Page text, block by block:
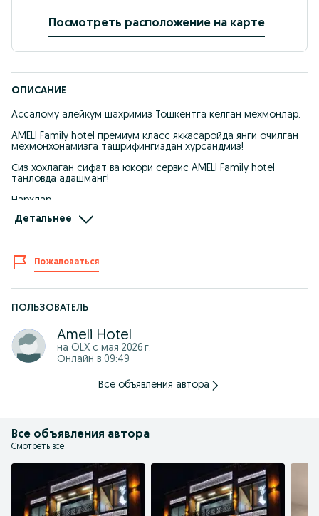
Посмотреть расположение на карте
ОПИСАНИЕ
Ассалому алейкум шахримиз Тошкентга келган мехмонлар.
AMELI Family hotel премиум класс яккасаройда янги очилган
мехмонхонамизга ташрифингиздан хурсандмиз!
Сиз хохлаган сифат ва юкори сервис AMELI Family hotel
танловда адашманг!
Нархлар
1.кишилик люкс 300 минг сум
3.кишилик люкс 500 минг сум
3.кишилик (семейный) 600 минг сум
4.кишилик люкс 800 минг сум
Детальнее
Пожаловаться
ПОЛЬЗОВАТЕЛЬ
Ameli Hotel
на OLX с мая 2026 г.
Онлайн в 09:49
Все объявления автора
Все объявления автора
Смотреть все